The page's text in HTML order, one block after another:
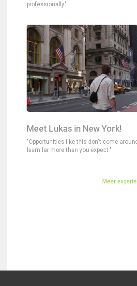
professionally."
Meet Lukas in New York!
"Opportunities like this don't come
learn far more than you expect."
Meer